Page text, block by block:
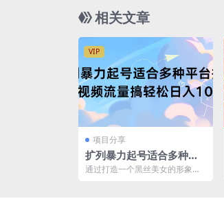
相关文章
VIP
项目分享
扩列暴力起号适合多种平
台操作原创视频流量搞轻
通过打造一个黑丝美女的形象，